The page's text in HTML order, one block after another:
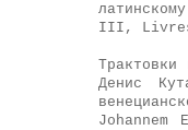
III,
Денис
Johannem